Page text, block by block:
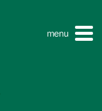
menu